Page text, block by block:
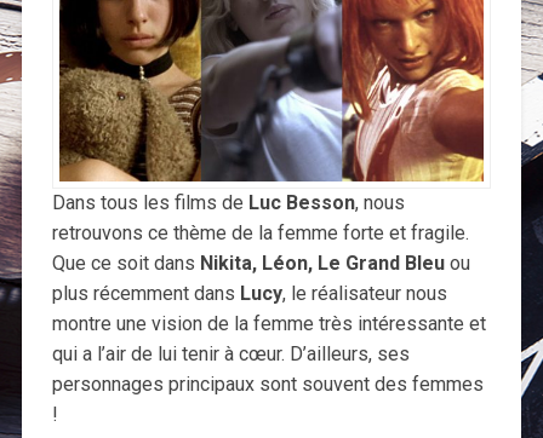
Dans tous les films de Luc Besson, nous
retrouvons ce thème de la femme forte et fragile.
Que ce soit dans Nikita, Léon, Le Grand Bleuou
plus récemment dans Lucy, le réalisateur nous
montre une vision de la femme très intéressante et
qui a l’air de lui tenir à cœur. D’ailleurs, ses
personnages principaux sont souvent des femmes
!